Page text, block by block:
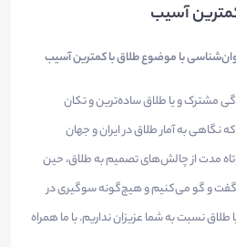
آسیب
با موضوع طلاق با کمترین آسیب
مشترک و یا طلاق ساده‌ترین و تکان
به آمار طلاق در ایران و جهان
مدت از چالش‌های تصمیم به طلاق، حین
گفت و گو می‌کنیم و هیچ‌گونه سوگیری در
نسبت به شما عزیزان نداریم. با ما همراه